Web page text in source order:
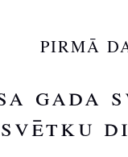
PIRMĀ
gada
svētku